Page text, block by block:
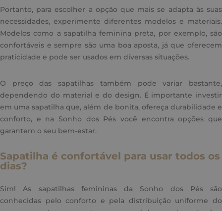
Portanto, para escolher a opção que mais se adapta às suas
necessidades, experimente diferentes modelos e materiais.
Modelos como a sapatilha feminina preta, por exemplo, são
confortáveis e sempre são uma boa aposta, já que oferecem
praticidade e pode ser usados em diversas situações.
O preço das sapatilhas também pode variar bastante,
dependendo do material e do design. É importante investir
em uma sapatilha que, além de bonita, ofereça durabilidade e
conforto, e na Sonho dos Pés você encontra opções que
garantem o seu bem-estar.
Sapatilha é confortável para usar todos os
dias?
Sim! As sapatilhas femininas da Sonho dos Pés são
conhecidas pelo conforto e pela distribuição uniforme do